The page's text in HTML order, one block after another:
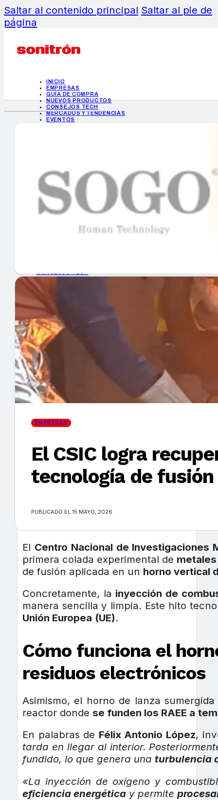
Saltar al contenido principal Saltar al pie de
página
INICIO
EMPRESAS
GUÍA DE COMPRA
NUEVOS PRODUCTOS
CONSEJOS TECH
MERCADOS Y TENDENCIAS
EVENTOS
INICIO
EMPRESAS
GUÍA DE COMPRA
MERCADOS Y TENDENCIAS
EVENTOS
HEMEROTECA
Encuentra tu noticia
×
EMPRESAS
El CSIC logra
tecnología de fusión
PUBLICADO EL 15 MAYO, 2026
El Centro Nacional de Investigaciones
primera colada experimental de
de fusión aplicada en un horno vertical
Concretamente, la inyección de
manera sencilla y limpia. Este hito
Unión Europea (UE).
Cómo funciona el
residuos electrónicos
Asimismo, el horno de lanza
reactor donde se funden los RAEE a
En palabras de Félix Antonio López,
tarda en llegar al interior.
fundido, lo que genera una turbulencia
«La inyección de oxígeno y
eficiencia energéticay permite